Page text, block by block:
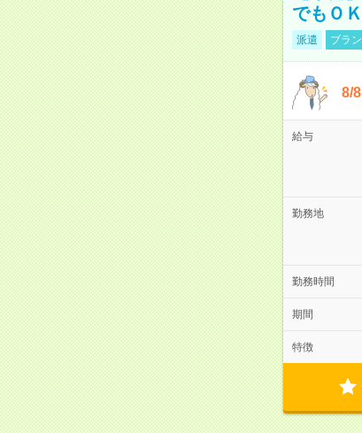
でもＯＫ
派遣 ブラ
8/
給与
勤務地
勤務時間
期間
特徴